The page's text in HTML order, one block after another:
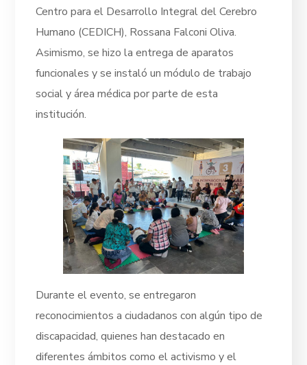
Centro para el Desarrollo Integral del Cerebro
Humano (CEDICH), Rossana Falconi Oliva.
Asimismo, se hizo la entrega de aparatos
funcionales y se instaló un módulo de trabajo
social y área médica por parte de esta
institución.
Durante el evento, se entregaron
reconocimientos a ciudadanos con algún tipo de
discapacidad, quienes han destacado en
diferentes ámbitos como el activismo y el